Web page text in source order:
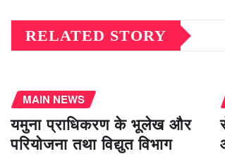
RELATED STORY
MAIN NEWS
यमुना प्राधिकरण के भूलेख और
परियोजना तथा विद्युत विभाग